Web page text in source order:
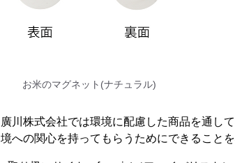
お米のマグネット(ナチュラル)
廣川株式会社では環境に配慮した商品を通し
境への関心を持ってもらうためにできること